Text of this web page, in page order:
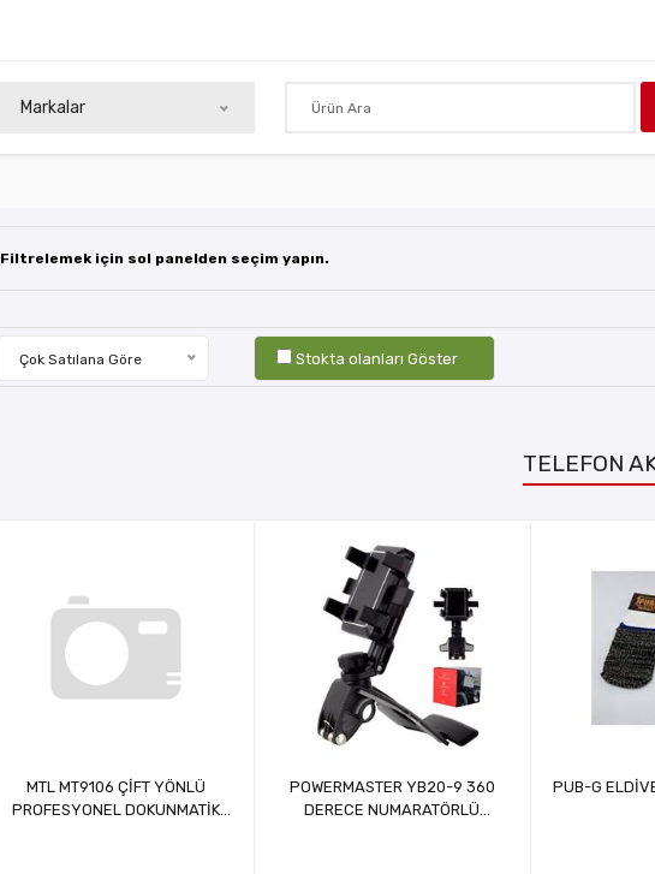
Markalar
Filtrelemek için sol panelden seçim yapın.
Çok Satılana Göre Stokta olanları Göster
TELEFON
MTL MT9106 ÇİFT YÖNLÜ
PROFESYONEL DOKUNMATİK
POWERMASTER YB20-9 360
DERECE NUMARATÖRLÜ
PUB-G